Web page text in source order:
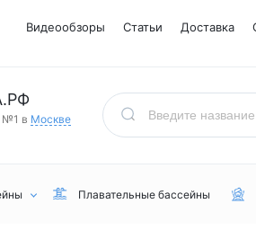
Видеообзоры Статьи Доставка
№1 в Москве
Плавательные бассейны